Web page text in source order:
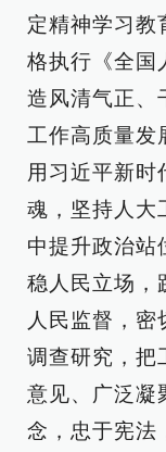
定精神学习教
格执行《全国
造风清气正、
工作高质量发
用习近平新时
魂，坚持人大
中提升政治站
稳人民立场，
人民监督，
调查研究，把
意见、广泛凝
念，忠于宪法